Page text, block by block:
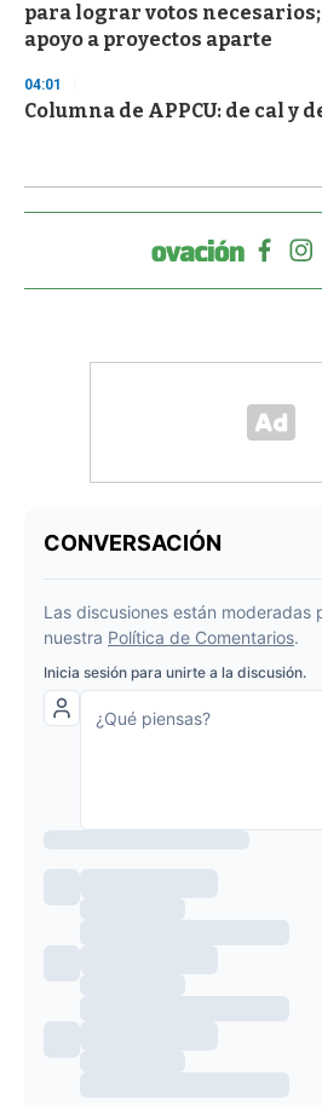
para lograr votos
apoyo a proyectos aparte
04:01
Columna de APPCU: de cal y